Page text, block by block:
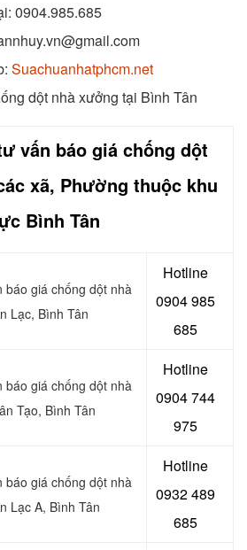
0904.985.685
Suachuanhatphcm.net
dột nhà xưởng tại Bình Tân
vấn báo giá chống dột
xã, Phường thuộc khu
Bình Tân
báo giá chống dột nhà
Lạc, Bình Tân
Hotline
0904 985
685
báo giá chống dột nhà
Tạo, Bình Tân
Hotline
0904 744
975
báo giá chống dột nhà
Lạc A, Bình Tân
Hotline
0932 489
685